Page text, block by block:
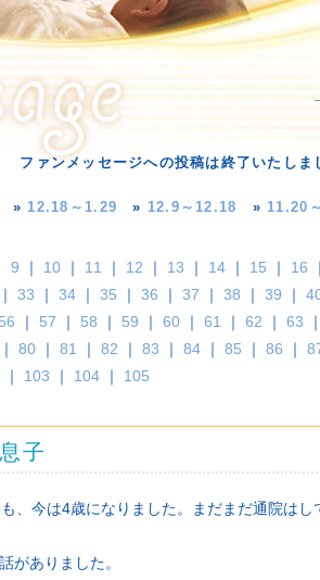
ファンメッセージへの投稿は終了いたし
»12.18～1.29 » 12.9～12.18 »11.20
9 ｜ 10 ｜ 11 ｜ 12 ｜ 13 ｜ 14 ｜ 15 ｜ 16
｜ 33 ｜ 34 ｜ 35 ｜ 36 ｜ 37 ｜ 38 ｜ 39 ｜
56 ｜ 57 ｜ 58 ｜ 59 ｜ 60 ｜ 61 ｜ 62 ｜ 63 ｜
｜ 80 ｜ 81 ｜ 82 ｜ 83 ｜ 84 ｜ 85 ｜ 86 ｜
｜ 103 ｜ 104 ｜ 105
子
、今は4歳になりました。まだまだ通院は
がありました。